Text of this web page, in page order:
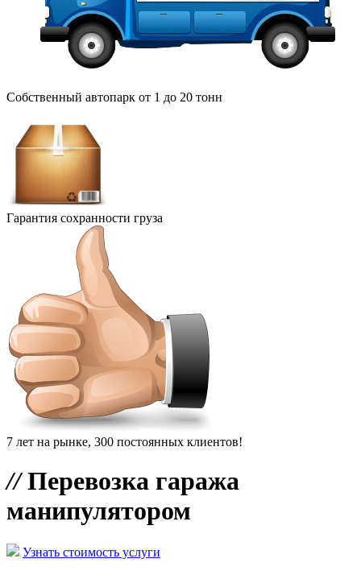
Собственный автопарк от 1 до 20 тонн
Гарантия сохранности груза
7 лет на рынке, 300 постоянных клиентов!
//Перевозка гаража
манипулятором
Узнать стоимость услуги